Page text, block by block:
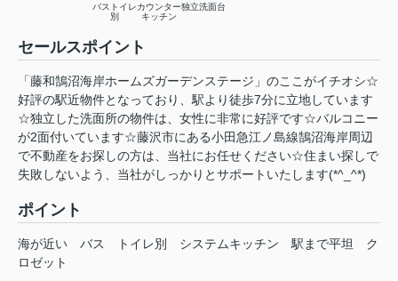
バストイレ
別
カウンター
キッチン
独立洗面台
セールスポイント
「藤和鵠沼海岸ホームズガーデンステージ」のここがイチオシ☆
好評の駅近物件となっており、駅より徒歩7分に立地しています
☆独立した洗面所の物件は、女性に非常に好評です☆バルコニー
が2面付いています☆藤沢市にある小田急江ノ島線鵠沼海岸周辺
で不動産をお探しの方は、当社にお任せください☆住まい探しで
失敗しないよう、当社がしっかりとサポートいたします(*^_^*)
ポイント
海が近い バス トイレ別 システムキッチン 駅まで平坦
ク
ロゼット